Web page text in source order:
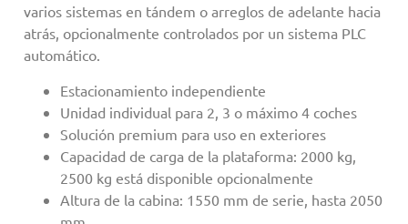
varios sistemas en tándem o arreglos de adelante hacia
atrás, opcionalmente controlados por un sistema PLC
automático.
Estacionamiento independiente
Unidad individual para 2, 3 o máximo 4 coches
Solución premium para uso en exteriores
Capacidad de carga de la plataforma: 2000 kg,
2500 kg está disponible opcionalmente
Altura de la cabina: 1550 mm de serie, hasta 2050